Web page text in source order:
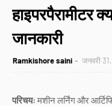
हाइपरपैरामीटर
जानकारी
Ramkishore saini जनवरी
परिचय: मशीन लर्निंग और